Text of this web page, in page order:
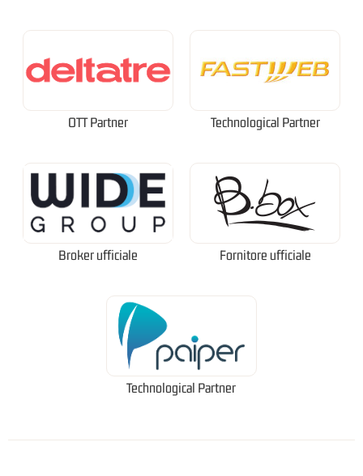
OTT Partner Technological Partner
Broker ufficiale Fornitore ufficiale
Technological Partner